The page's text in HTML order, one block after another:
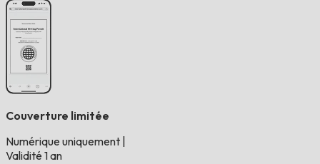
Couverture limitée
Numérique uniquement
Validité 1 an